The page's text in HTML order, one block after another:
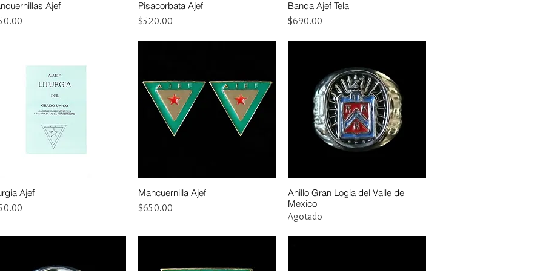
Vista rápida
Ajef
Vista rápida
Pisacorbata Ajef
Precio
$520.00
Vista rápida
Banda Ajef Tela
Precio
$690.00
Ajef
Vista rápida
Mancuernilla Ajef
Precio
$650.00
Vista rápida
Anillo Gran Logia del Valle de
Mexico
Agotado